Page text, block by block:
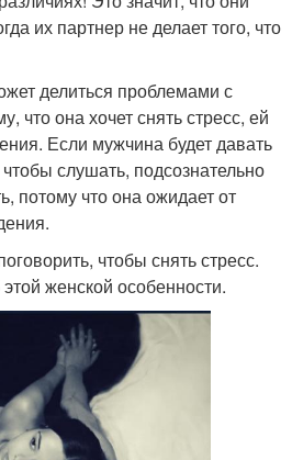
их партнер не делает того, что
делиться проблемами с
что она хочет снять стресс, ей
Если мужчина будет давать
слушать, подсознательно
потому что она ожидает от
чтобы снять стресс.
женской особенности.